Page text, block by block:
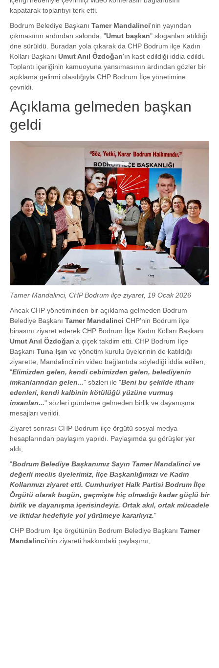
kapatarak toplantıyı terk etti.
Bodrum Belediye Başkanı Tamer Mandalinci'nin yayından
çıkmasının ardından salonda, "Umut başkan" sloganları atıldığı
öne sürüldü. Buradan yola çıkarak da CHP Bodrum ilçe Kadın
Kolları Başkanı Umut Anıl Özdoğan'ın kast edildiği iddia edildi.
Toplantı içeriğinin kamuoyuna yansımasının ardından gözler bir
açıklama gelirmi olasılığıyla CHP Bodrum İlçe yönetimine
çevrildi.
Açıklama gelmeden başkan
geldi
Tamer Mandalinci, CHP Bodrum ilçe ziyaret, 19 Ocak 2026
Ancak CHP yönetiminden bir açıklama gelmeden Bodrum
Belediye Başkanı Tamer Mandalinci CHP'nin Bodrum ilçe
binasını ziyaret ederek CHP Bodrum İlçe Kadın Kolları Başkanı
Umut Anıl Özdoğan'a çiçek takdim etti. CHP Bodrum İlçe
Başkanı Tuna Işın ve yönetim kurulu üyelerinin de katıldığı
ziyarette, Mandalinci'nin video bağlantıda söylediği iddia edilen,
"Elimizden gelen, kendi cebimizden gelen, belediyenin
imkanlarından gelen..." sözleri ile "Beni bu şekilde itham
edenleri, kendi kalbinin kötülüğü yüzüne vurmuş
insanları..." sözleri gündeme gelmeden birlik ve dayanışma
mesajları verildi.
Ziyaret sonrası CHP Bodrum ilçe örgütü sosyal medya
hesaplarından paylaşım yapıldı. Paylaşımda şu görüşler yer
aldı;
"Bodrum Belediye Başkanımız Sayın Tamer Mandalinci ve
değerli meclis üyelerimiz, İlçe Başkanlığımızı ve Kadın
Kollarımızı ziyaret etti. Cumhuriyet Halk Partisi Bodrum İlçe
Örgütü olarak bugün, geçmişte hiç olmadığı kadar güçlü bir
birlik ve dayanışma içerisindeyiz. Ortak akıl, ortak mücadele
ve iktidar hedefiyle yol yürümeye kararlıyız."
CHP Bodrum ilçe örgütünün Bodrum Belediye Başkanı Tamer
Mandalinci'nin ziyareti hakkındaki paylaşımı;